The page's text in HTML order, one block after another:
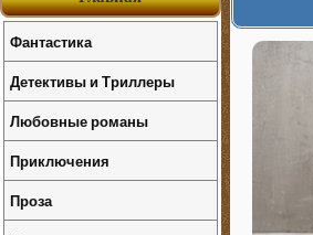
Фантастика
Детективы и Триллеры
Любовные романы
Приключения
Проза